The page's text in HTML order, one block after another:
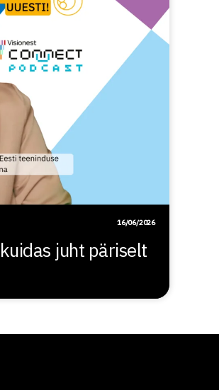
16/06/2026
juht päriselt